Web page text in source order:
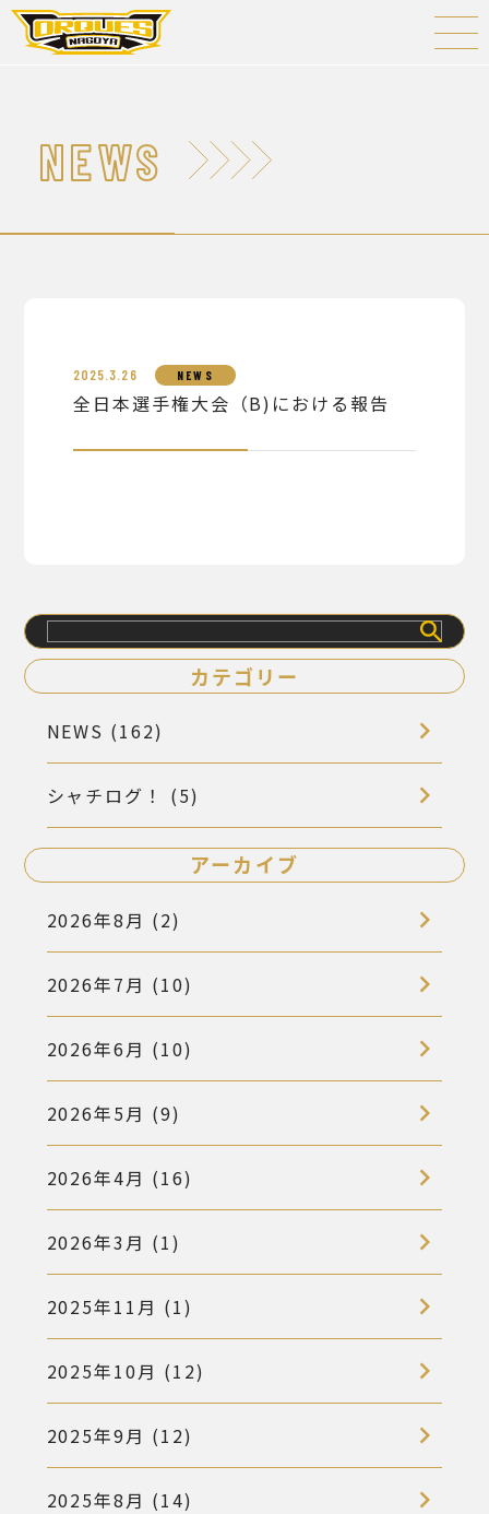
NEWS
2025.3.26 NEWS
全日本選手権大会（B)における報告
検
索
カテゴリー
NEWS (162)
シャチログ！ (5)
アーカイブ
2026年8月 (2)
2026年7月 (10)
2026年6月 (10)
2026年5月 (9)
2026年4月 (16)
2026年3月 (1)
2025年11月 (1)
2025年10月 (12)
2025年9月 (12)
2025年8月 (14)